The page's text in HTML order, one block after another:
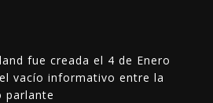
fue creada el 4 de Enero
vacío informativo entre la
parlante